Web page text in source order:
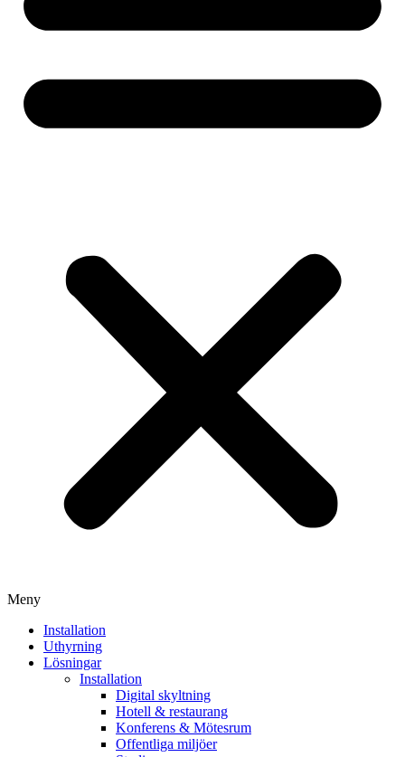
Meny
Installation
Uthyrning
Lösningar
Installation
Digital skyltning
Hotell & restaurang
Konferens & Mötesrum
Offentliga miljöer